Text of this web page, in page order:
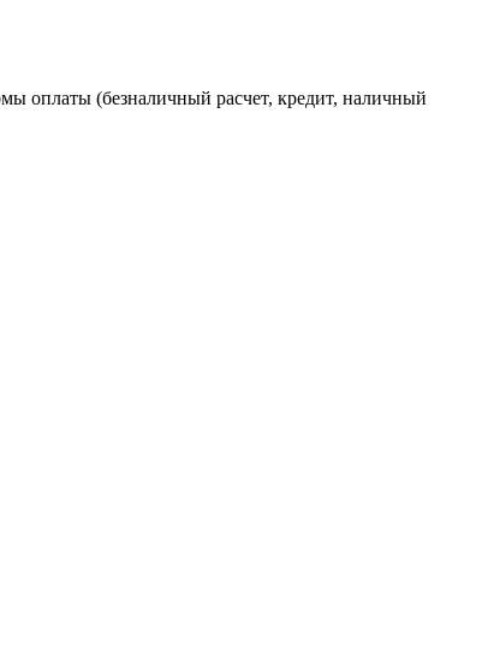
оплаты (безналичный расчет, кредит, наличный